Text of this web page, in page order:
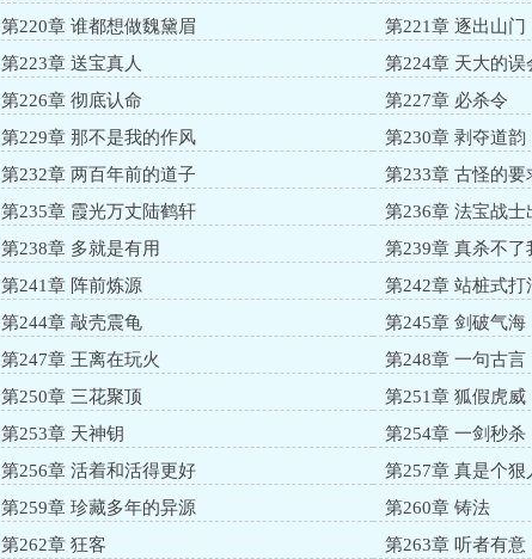
第220章 谁都想做魏黛眉
第221章 逐出山门
第223章 送宝真人
第224章 天大的误
第226章 彻底认命
第227章 必杀令
第229章 那不是我的作风
第230章 剥夺道韵
第232章 两百年前的道子
第233章 古怪的要
第235章 霞光万丈陆鹤轩
第236章 法宝战士
第238章 多就是有用
第239章 真杀不了
第241章 阵前炼源
第242章 站桩式打
第244章 敲壳震龟
第245章 剑破气海
第247章 王离在玩火
第248章 一句古言
第250章 三花聚顶
第251章 狐假虎威
第253章 天神钥
第254章 一剑秒杀
第256章 活着和活得更好
第257章 真是个狠
第259章 珍藏多年的异源
第260章 铸法
第262章 狂客
第263章 听者有意